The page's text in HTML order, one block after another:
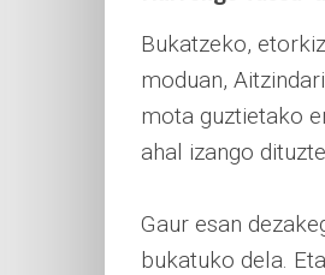
Bukatzeko,
moduan,
mota guztietako
ahal izango
Gaur esan
bukatuko dela.